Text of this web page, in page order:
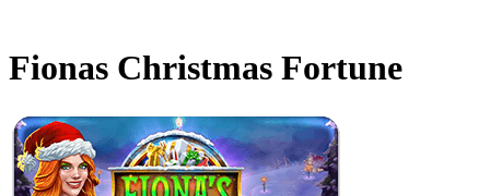
Fionas Christmas Fortune